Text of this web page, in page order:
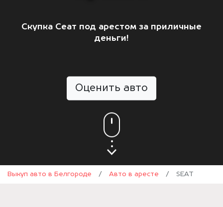
Скупка Сеат под арестом за приличные
деньги!
Оценить авто
Выкуп авто в Белгороде / Авто в аресте / SEAT